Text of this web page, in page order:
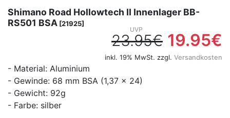
Shimano Road Hollowtech II Innenlager BB-
RS501 BSA [21925]
23.95€ 19.95€
inkl. 19% MwSt. zzgl. Versandkosten
- Material: Aluminium
- Gewinde: 68 mm BSA (1,37 x 24)
- Gewicht: 92g
- Farbe: silber